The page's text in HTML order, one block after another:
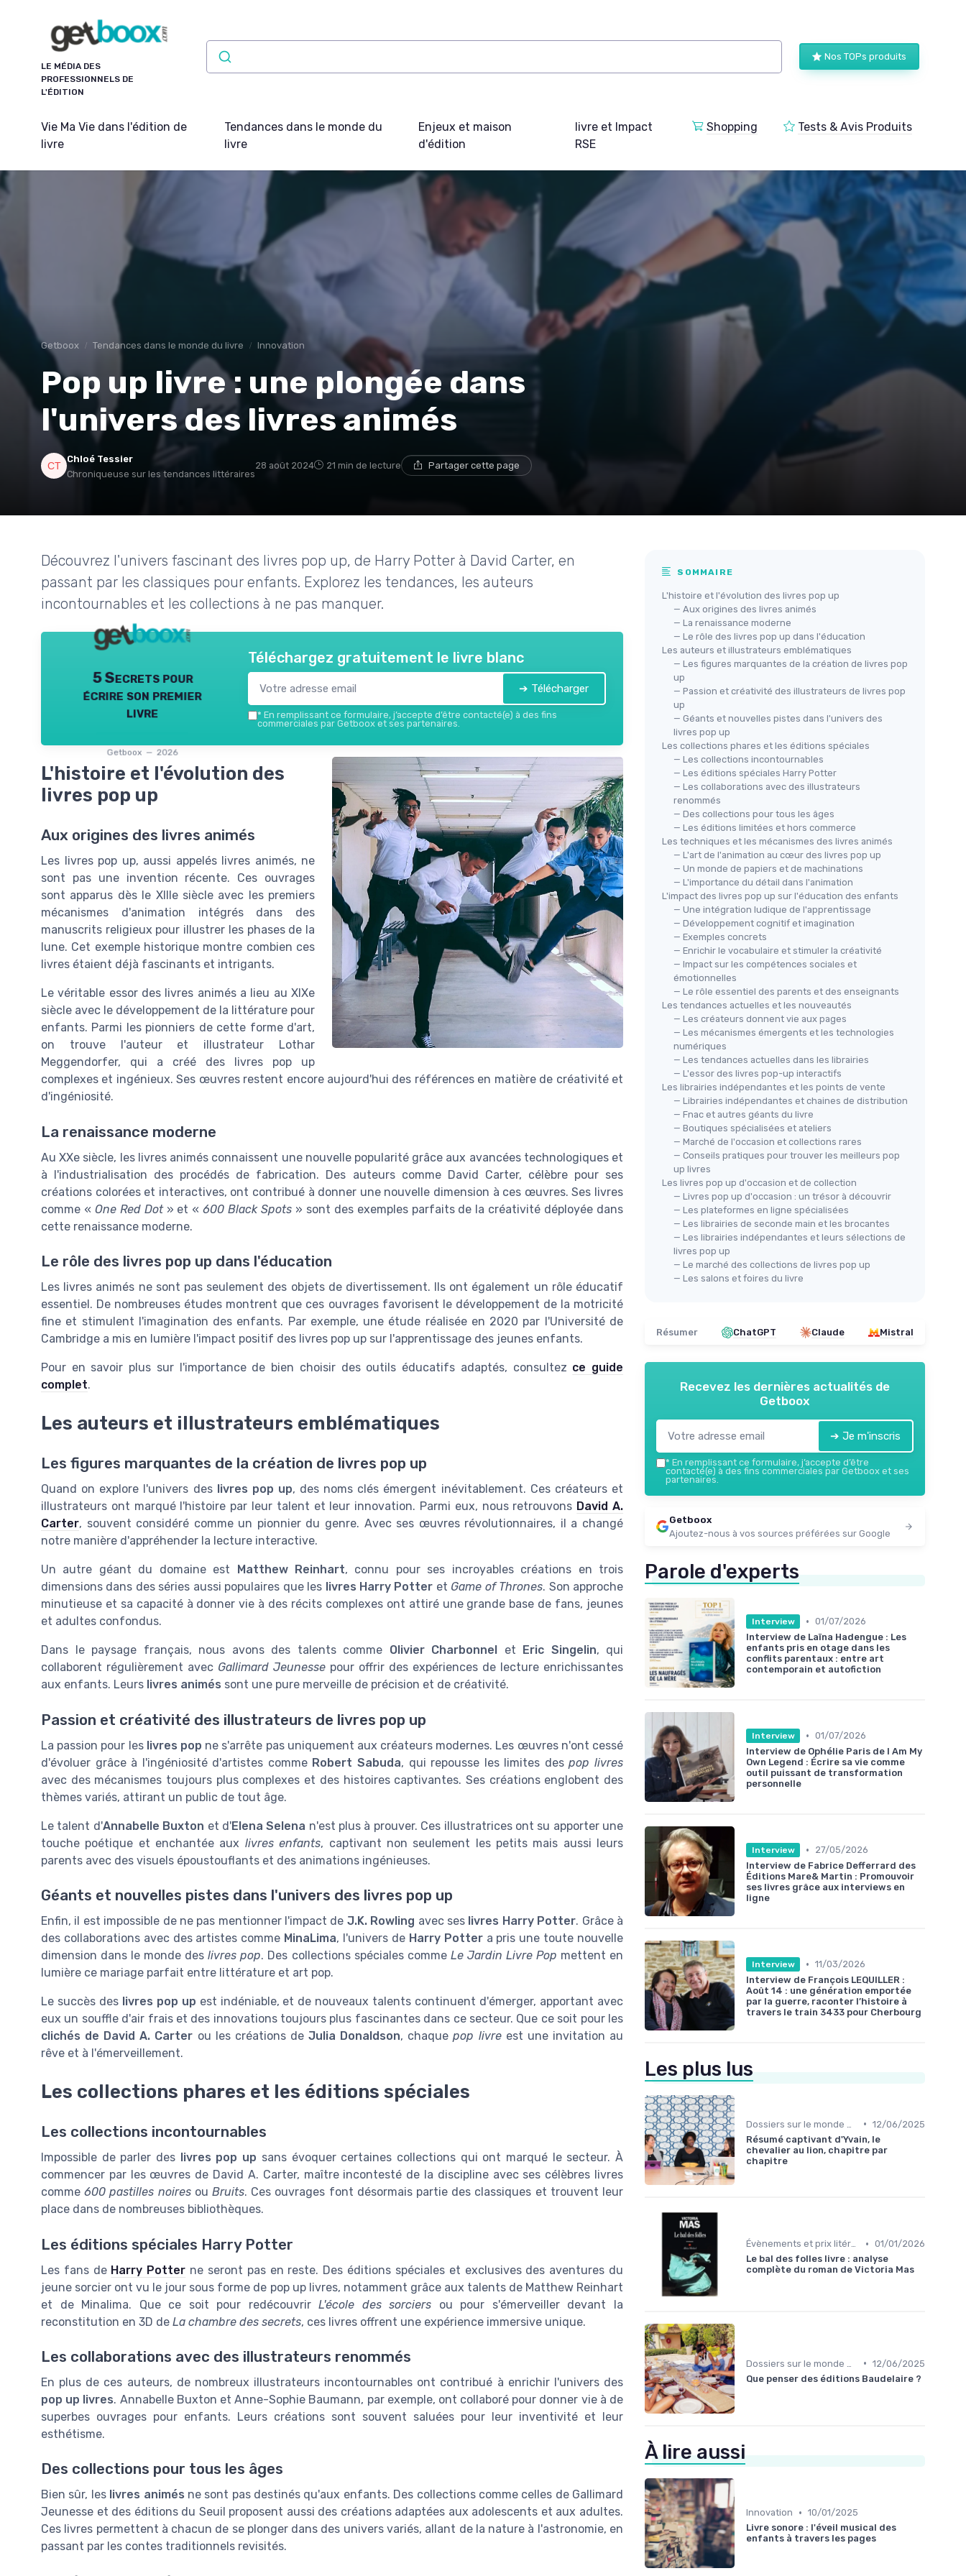
LE MÉDIA DES
PROFESSIONNELS DE
L'ÉDITION
Nos TOPs produits
Vie Ma Vie dans l'édition de
livre
Tendances dans le monde du
livre
Enjeux et maison
d'édition
livre et Impact
RSE
Shopping Tests & Avis Produits
Getboox Tendances dans le monde du livre Innovation
Pop up livre : une plongée dans
l'univers des livres animés
Chloé Tessier
Chroniqueuse sur les tendances littéraires
28 août 2024 21 min de lecture Partager cette page
Découvrez l'univers fascinant des livres pop up, de Harry Potter à David Carter, en
passant par les classiques pour enfants. Explorez les tendances, les auteurs
incontournables et les collections à ne pas manquer.
5 Secrets pour
écrire son premier
livre
Getboox — 2026
Téléchargez gratuitement le livre blanc
➔ Télécharger
* En remplissant ce formulaire, j’accepte d’être contacté(e) à des fins
commerciales par Getboox et ses partenaires.
L'histoire et l'évolution des
livres pop up
Aux origines des livres animés
Les livres pop up, aussi appelés livres animés, ne
sont pas une invention récente. Ces ouvrages
sont apparus dès le XIIIe siècle avec les premiers
mécanismes d'animation intégrés dans des
manuscrits religieux pour illustrer les phases de la
lune. Cet exemple historique montre combien ces
livres étaient déjà fascinants et intrigants.
Le véritable essor des livres animés a lieu au XIXe
siècle avec le développement de la littérature pour
enfants. Parmi les pionniers de cette forme d'art,
on trouve l'auteur et illustrateur Lothar
Meggendorfer, qui a créé des livres pop up
complexes et ingénieux. Ses œuvres restent encore aujourd'hui des références en matière de créativité et
d'ingéniosité.
La renaissance moderne
Au XXe siècle, les livres animés connaissent une nouvelle popularité grâce aux avancées technologiques et
à l'industrialisation des procédés de fabrication. Des auteurs comme David Carter, célèbre pour ses
créations colorées et interactives, ont contribué à donner une nouvelle dimension à ces œuvres. Ses livres
comme « One Red Dot» et «600 Black Spots » sont des exemples parfaits de la créativité déployée dans
cette renaissance moderne.
Le rôle des livres pop up dans l'éducation
Les livres animés ne sont pas seulement des objets de divertissement. Ils ont également un rôle éducatif
essentiel. De nombreuses études montrent que ces ouvrages favorisent le développement de la motricité
fine et stimulent l'imagination des enfants. Par exemple, une étude réalisée en 2020 par l'Université de
Cambridge a mis en lumière l'impact positif des livres pop up sur l'apprentissage des jeunes enfants.
Pour en savoir plus sur l'importance de bien choisir des outils éducatifs adaptés, consultez ce guide
complet.
Les auteurs et illustrateurs emblématiques
Les figures marquantes de la création de livres pop up
Quand on explore l'univers des livres pop up, des noms clés émergent inévitablement. Ces créateurs et
illustrateurs ont marqué l'histoire par leur talent et leur innovation. Parmi eux, nous retrouvons David A.
Carter, souvent considéré comme un pionnier du genre. Avec ses œuvres révolutionnaires, il a changé
notre manière d'appréhender la lecture interactive.
Un autre géant du domaine est Matthew Reinhart, connu pour ses incroyables créations en trois
dimensions dans des séries aussi populaires que les livres Harry Potter et Game of Thrones. Son approche
minutieuse et sa capacité à donner vie à des récits complexes ont attiré une grande base de fans, jeunes
et adultes confondus.
Dans le paysage français, nous avons des talents comme Olivier Charbonnel et Eric Singelin, qui
collaborent régulièrement avec Gallimard Jeunesse pour offrir des expériences de lecture enrichissantes
aux enfants. Leurs livres animés sont une pure merveille de précision et de créativité.
Passion et créativité des illustrateurs de livres pop up
La passion pour les livres pop ne s'arrête pas uniquement aux créateurs modernes. Les œuvres n'ont cessé
d'évoluer grâce à l'ingéniosité d'artistes comme Robert Sabuda, qui repousse les limites despop livres
avec des mécanismes toujours plus complexes et des histoires captivantes. Ses créations englobent des
thèmes variés, attirant un public de tout âge.
Le talent d'Annabelle Buxton et d'Elena Selena n'est plus à prouver. Ces illustratrices ont su apporter une
touche poétique et enchantée aux livres enfants, captivant non seulement les petits mais aussi leurs
parents avec des visuels époustouflants et des animations ingénieuses.
Géants et nouvelles pistes dans l'univers des livres pop up
Enfin, il est impossible de ne pas mentionner l'impact de J.K. Rowling avec ses livres Harry Potter. Grâce à
des collaborations avec des artistes comme MinaLima, l'univers de Harry Pottera pris une toute nouvelle
dimension dans le monde deslivres pop. Des collections spéciales comme Le Jardin Livre Pop mettent en
lumière ce mariage parfait entre littérature et art pop.
Le succès des livres pop up est indéniable, et de nouveaux talents continuent d'émerger, apportant avec
eux un souffle d'air frais et des innovations toujours plus fascinantes dans ce secteur. Que ce soit pour les
clichés de David A. Carter ou les créations deJulia Donaldson, chaquepop livreest une invitation au
rêve et à l'émerveillement.
Les collections phares et les éditions spéciales
Les collections incontournables
Impossible de parler des livres pop up sans évoquer certaines collections qui ont marqué le secteur. À
commencer par les œuvres de David A. Carter, maître incontesté de la discipline avec ses célèbres livres
comme600 pastilles noiresouBruits. Ces ouvrages font désormais partie des classiques et trouvent leur
place dans de nombreuses bibliothèques.
Les éditions spéciales Harry Potter
Les fans de Harry Potter ne seront pas en reste. Des éditions spéciales et exclusives des aventures du
jeune sorcier ont vu le jour sous forme de pop up livres, notamment grâce aux talents de Matthew Reinhart
et de Minalima. Que ce soit pour redécouvrirL'école des sorciers ou pour s'émerveiller devant la
reconstitution en 3D de La chambre des secrets, ces livres offrent une expérience immersive unique.
Les collaborations avec des illustrateurs renommés
En plus de ces auteurs, de nombreux illustrateurs incontournables ont contribué à enrichir l'univers des
pop up livres. Annabelle Buxton et Anne-Sophie Baumann, par exemple, ont collaboré pour donner vie à de
superbes ouvrages pour enfants. Leurs créations sont souvent saluées pour leur inventivité et leur
esthétisme.
Des collections pour tous les âges
Bien sûr, les livres animés ne sont pas destinés qu'aux enfants. Des collections comme celles de Gallimard
Jeunesse et des éditions du Seuil proposent aussi des créations adaptées aux adolescents et aux adultes.
Ces livres permettent à chacun de se plonger dans des univers variés, allant de la nature à l'astronomie, en
passant par les contes traditionnels revisités.
SOMMAIRE
L'histoire et l'évolution des livres pop up
— Aux origines des livres animés
— La renaissance moderne
— Le rôle des livres pop up dans l'éducation
Les auteurs et illustrateurs emblématiques
— Les figures marquantes de la création de livres pop
up
— Passion et créativité des illustrateurs de livres pop
up
— Géants et nouvelles pistes dans l'univers des
livres pop up
Les collections phares et les éditions spéciales
— Les collections incontournables
— Les éditions spéciales Harry Potter
— Les collaborations avec des illustrateurs
renommés
— Des collections pour tous les âges
— Les éditions limitées et hors commerce
Les techniques et les mécanismes des livres animés
— L'art de l'animation au cœur des livres pop up
— Un monde de papiers et de machinations
— L'importance du détail dans l'animation
L'impact des livres pop up sur l'éducation des enfants
— Une intégration ludique de l'apprentissage
— Développement cognitif et imagination
— Exemples concrets
— Enrichir le vocabulaire et stimuler la créativité
— Impact sur les compétences sociales et
émotionnelles
— Le rôle essentiel des parents et des enseignants
Les tendances actuelles et les nouveautés
— Les créateurs donnent vie aux pages
— Les mécanismes émergents et les technologies
numériques
— Les tendances actuelles dans les librairies
— L'essor des livres pop-up interactifs
Les librairies indépendantes et les points de vente
— Librairies indépendantes et chaines de distribution
— Fnac et autres géants du livre
— Boutiques spécialisées et ateliers
— Marché de l'occasion et collections rares
— Conseils pratiques pour trouver les meilleurs pop
up livres
Les livres pop up d'occasion et de collection
— Livres pop up d'occasion : un trésor à découvrir
— Les plateformes en ligne spécialisées
— Les librairies de seconde main et les brocantes
— Les librairies indépendantes et leurs sélections de
livres pop up
— Le marché des collections de livres pop up
— Les salons et foires du livre
Résumer ChatGPT Claude Mistral
Recevez les dernières actualités de
Getboox
➔ Je m'inscris
* En remplissant ce formulaire, j’accepte d’être
contacté(e) à des fins commerciales par Getboox et ses
partenaires.
Getboox
Ajoutez-nous à vos sources préférées sur Google
Parole d'experts
Interview • 01/07/2026
Interview de Laïna Hadengue : Les
enfants pris en otage dans les
conflits parentaux : entre art
contemporain et autofiction
Interview • 01/07/2026
Interview de Ophélie Paris de I Am My
Own Legend : Écrire sa vie comme
outil puissant de transformation
personnelle
Interview •
27/05/2026
Interview de Fabrice Defferrard des
Éditions Mare& Martin : Promouvoir
ses livres grâce aux interviews en
ligne
Interview • 11/03/2026
Interview de François LEQUILLER :
Août 14 : une génération emportée
par la guerre, raconter l’histoire à
travers le train 3433 pour Cherbourg
Les plus lus
• 12/06/2025
Résumé captivant d'Yvain, le
chevalier au lion, chapitre par
chapitre
Évènements et prix litéraires • 01/01/2026
Le bal des folles livre : analyse
complète du roman de Victoria Mas
• 12/06/2025
Que penser des éditions Baudelaire ?
À lire aussi
Innovation • 10/01/2025
Livre sonore : l'éveil musical des
enfants à travers les pages